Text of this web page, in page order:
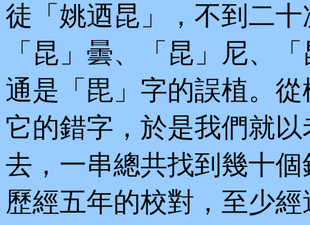
徒「姚迺昆」，不到二
「昆」曇、「昆」尼、
通是「毘」字的誤植。
它的錯字，於是我們就
去，一串總共找到幾十
歷經五年的校對，至少